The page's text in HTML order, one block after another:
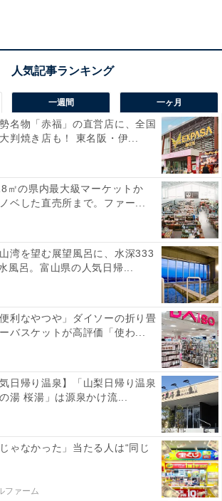
と考え過ぎて、だんだんリアルから離
会った時だけスイッチを入れて、離れ
くらいがちょうどいいはず。
ント……チョコレートブラウン、アッ
、午後の外出、エコレザー
一週間 一ヶ月
名物「赤福」の直営店に、全国
判焼き店も！ 東名阪・伊...
㎡の県内最大級マーケットか
ベした直売所まで。ファー...
湾を望む展望風呂に、水深333
風呂。富山県の人気日帰...
便利なやつや」ダイソーの折り畳
バスケットが高評価「使わ...
日帰り温泉】「山梨日帰り温泉
湯 桜湯」は源泉かけ流...
ゃなかった」当たる人は“同じ
ファーム